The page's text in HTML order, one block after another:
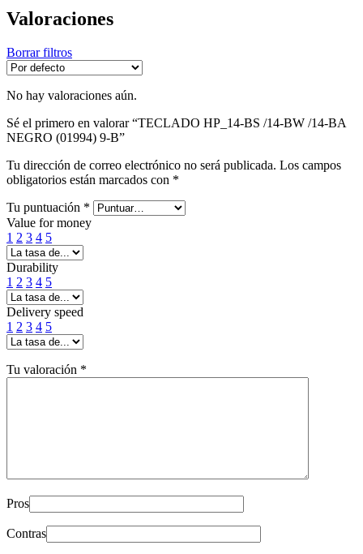
Valoraciones
Borrar filtros
No hay valoraciones aún.
Sé el primero en valorar “TECLADO HP_14-BS /14-BW /14-BA
NEGRO (01994) 9-B”
Tu dirección de correo electrónico no será publicada. Los campos
obligatorios están marcados con *
Tu puntuación *
Value for money
1 2 3 4 5
Durability
1 2 3 4 5
Delivery speed
1 2 3 4 5
Tu valoración *
Pros
Contras